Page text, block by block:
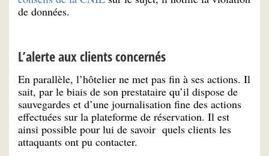
de données.
L’alerte aux clients concernés
En parallèle, l’hôtelier ne met pas fin à ses actions. Il
sait, par le biais de son prestataire qu’il dispose de
sauvegardes et d’une journalisation fine des actions
effectuées sur la plateforme de réservation. Il est
ainsi possible pour lui de savoir quels clients les
attaquants ont pu contacter.